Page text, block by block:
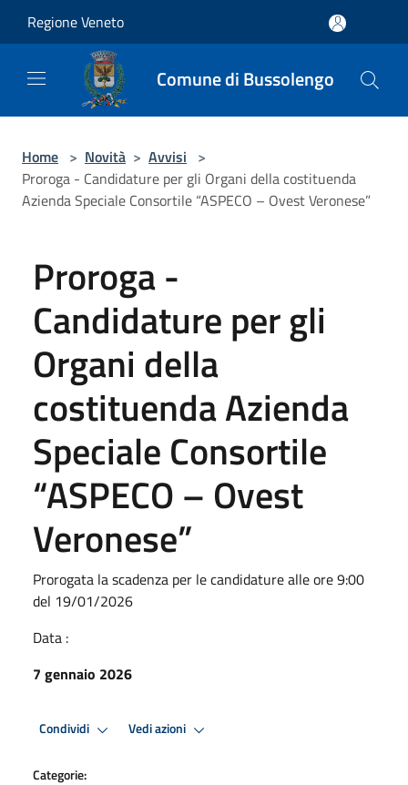
Regione Veneto
Comune di Bussolengo
Home > Novità > Avvisi >
Proroga - Candidature per gli Organi della costituenda
Azienda Speciale Consortile “ASPECO – Ovest Veronese”
Proroga -
Candidature per gli
Organi della
costituenda Azienda
Speciale Consortile
“ASPECO – Ovest
Veronese”
Prorogata la scadenza per le candidature alle ore 9:00
del 19/01/2026
Data :
7 gennaio 2026
Condividi Vedi azioni
Categorie: